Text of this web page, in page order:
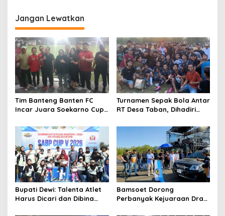
s
i
p
o
s
Jangan Lewatkan
Tim Banteng Banten FC
Incar Juara Soekarno Cup
Turnamen Sepak Bola Antar
RT Desa Taban, Dihadiri
RT 001 Raih Kemenangan
Bupati Dewi: Talenta Atlet
Harus Dicari dan Dibina
Bamsoet Dorong
Perbanyak Kejuaraan Drag